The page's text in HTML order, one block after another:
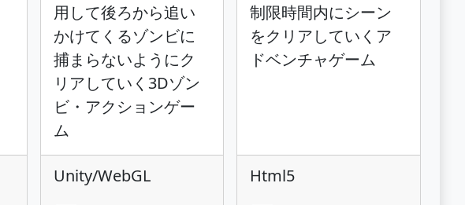
用して後ろから追い
かけてくるゾンビに
捕まらないようにク
リアしていく3Dゾン
ビ・アクションゲー
ム
Unity/WebGL
制限時間内にシーン
をクリアしていくア
ドベンチャゲーム
Html5